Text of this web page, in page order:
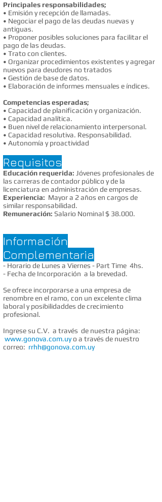
Principales responsabilidades;
• Emisión y recepción de llamadas.
• Negociar el pago de las deudas nuevas y
antiguas.
• Proponer posibles soluciones para facilitar el
pago de las deudas.
• Trato con clientes.
• Organizar procedimientos existentes y agregar
nuevos para deudores no tratados
• Gestión de base de datos.
• Elaboración de informes mensuales e índices.
Competencias esperadas;
• Capacidad de planificación y organización.
• Capacidad analítica.
• Buen nivel de relacionamiento interpersonal.
• Capacidad resolutiva. Responsabilidad.
• Autonomía y proactividad
Requisitos
Educación requerida: Jóvenes profesionales de
las carreras de contador público y de la
licenciatura en administración de empresas.
Experiencia: Mayor a 2 años en cargos de
similar responsabilidad.
Remuneración: Salario Nominal $ 38.000.
Información
Complementaria
- Horario de Lunes a Viernes - Part Time 4hs.
- Fecha de Incorporación a la brevedad.
Se ofrece incorporarse a una empresa de
renombre en el ramo, con un excelente clima
laboral y posibilidaddes de crecimiento
profesional.
Ingrese su C.V. a través de nuestra página:
www.gonova.com.uyo a través de nuestro
correo: rrhh@gonova.com.uy